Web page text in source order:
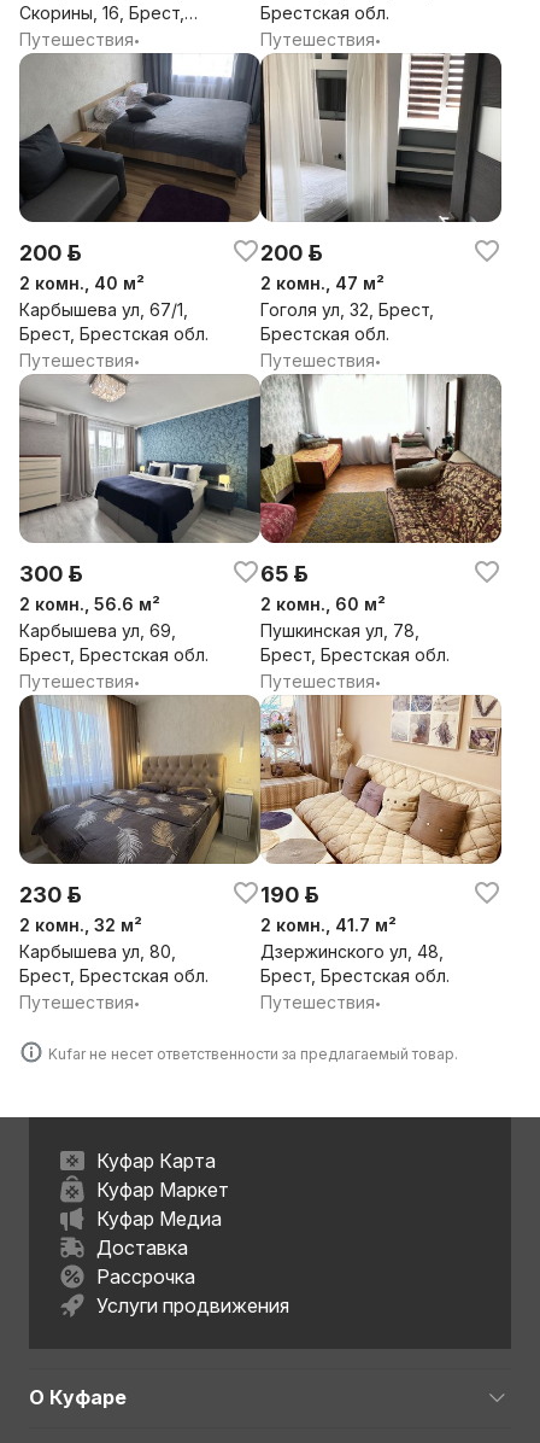
Скорины, 16, Брест,
Брестская обл.
Путешествия•
Брестская обл.
Путешествия•
200 р.
2 комн., 40 м²
Карбышева ул, 67/1,
Брест, Брестская обл.
Путешествия•
200 р.
2 комн., 47 м²
Гоголя ул, 32, Брест,
Брестская обл.
Путешествия•
300 р.
2 комн., 56.6 м²
Карбышева ул, 69,
Брест, Брестская обл.
Путешествия•
65 р.
2 комн., 60 м²
Пушкинская ул, 78,
Брест, Брестская обл.
Путешествия•
230 р.
2 комн., 32 м²
Карбышева ул, 80,
Брест, Брестская обл.
Путешествия•
190 р.
2 комн., 41.7 м²
Дзержинского ул, 48,
Брест, Брестская обл.
Путешествия•
Kufar не несет ответственности за предлагаемый товар.
Куфар Карта
Куфар Маркет
Куфар Медиа
Доставка
Рассрочка
Услуги продвижения
О Куфаре